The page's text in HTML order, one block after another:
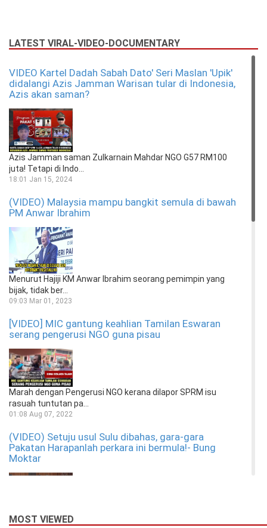
LATEST VIRAL-VIDEO-DOCUMENTARY
VIDEO Kartel Dadah Sabah Dato' Seri Maslan 'Upik'
didalangi Azis Jamman Warisan tular di Indonesia,
Azis akan saman?
Azis Jamman saman Zulkarnain Mahdar NGO G57 RM100
juta! Tetapi di Indo...
18:01 Jan 15, 2024
(VIDEO) Malaysia mampu bangkit semula di bawah
PM Anwar Ibrahim
Menurut Hajiji KM Anwar Ibrahim seorang pemimpin yang
bijak, tidak ber...
09:03 Mar 01, 2023
[VIDEO] MIC gantung keahlian Tamilan Eswaran
serang pengerusi NGO guna pisau
Marah dengan Pengerusi NGO kerana dilapor SPRM isu
rasuah tuntutan pa...
01:08 Aug 07, 2022
(VIDEO) Setuju usul Sulu dibahas, gara-gara
Pakatan Harapanlah perkara ini bermula!- Bung
Moktar
Siapa kata tiada pemimpin BN tidak sokong isu tuntutan
MOST VIEWED